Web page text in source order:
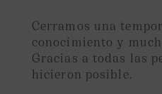
Cerramos una
conocimiento y
Gracias a todas las
hicieron posible.